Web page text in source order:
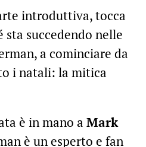
introduttiva, tocca
sta succedendo nelle
a cominciare da
i natali: la mitica
è in mano a Mark
è un esperto e fan